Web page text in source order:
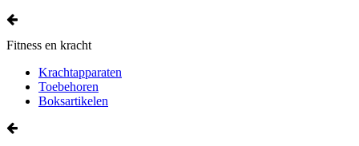
Fitness en kracht
Krachtapparaten
Toebehoren
Boksartikelen